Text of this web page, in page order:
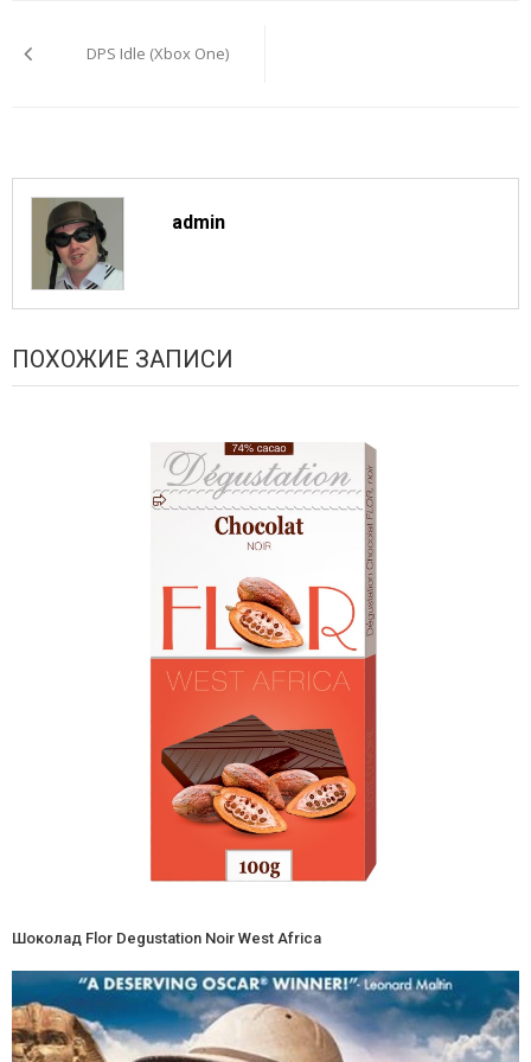
по
записямDPS Idle (Xbox One)
admin
ПОХОЖИЕ ЗАПИСИ
Шоколад Flor Degustation Noir West Africa